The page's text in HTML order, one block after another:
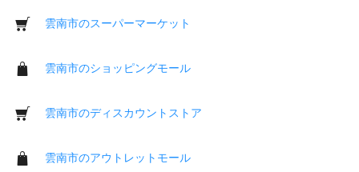
雲南市のスーパーマーケット
雲南市のショッピングモール
雲南市のディスカウントストア
雲南市のアウトレットモール